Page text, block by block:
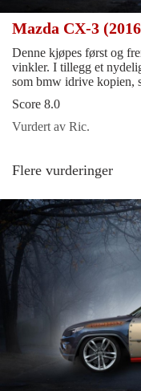
Mazda CX-3
Denne kjøpes først og
vinkler. I tillegg et
som bmw idrive kopien,
Score 8.0
Vurdert av Ric.
Flere vurderinger